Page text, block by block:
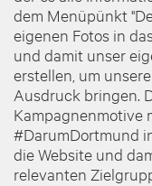
dem Menüpünkt
eigenen Fotos in
und damit unser
erstellen, um
Ausdruck bringen.
Kampagnenmotive
#DarumDortmund
die Website und
relevanten